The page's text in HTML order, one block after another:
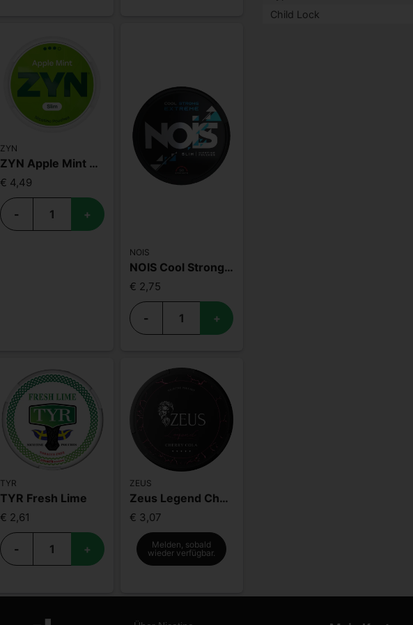
ZYN
ZYN Apple Mint Slim S3
€ 4,49
- +
NOIS
NOIS Cool Strong Extreme 50mg
€ 2,75
- +
TYR
TYR Fresh Lime
€ 2,61
- +
ZEUS
Zeus Legend Cherry Cola Mighty Strong
€ 3,07
Melden, sobald
wieder verfügbar.
Child Lock